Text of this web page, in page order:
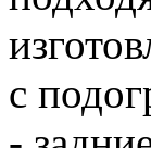
с